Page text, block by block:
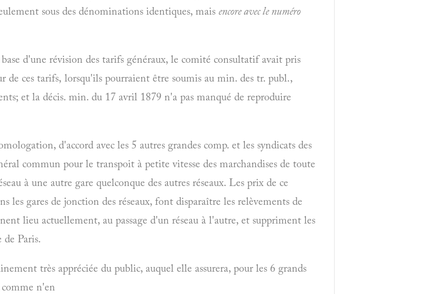
sous des dénominations identiques, mais encore avec le numéro
d'une révision des tarifs généraux, le comité consultatif avait pris
de ces tarifs, lorsqu'ils pourraient être soumis au min. des tr. publ.,
et la décis. min. du 17 avril 1879 n'a pas manqué de reproduire
d'accord avec les 5 autres grandes comp. et les syndicats des
commun pour le transpoit à petite vitesse des marchandises de toute
à une autre gare quelconque des autres réseaux. Les prix de ce
les gares de jonction des réseaux, font disparaître les relèvements de
lieu actuellement, au passage d'un réseau à l'autre, et suppriment les
de Paris.
très appréciée du public, auquel elle assurera, pour les 6 grands
comme n'en